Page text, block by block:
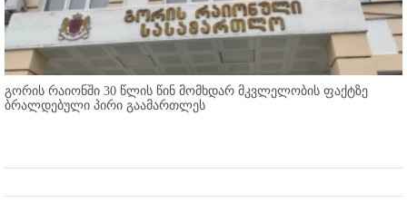
გორის რაიონში 30 წლის წინ მომხდარ მკვლელობის ფაქტზე
ბრალდებული პირი გაამართლეს